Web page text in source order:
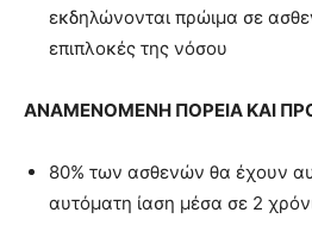
εκδηλώνονται πρώιμα σε
επιπλοκές της νόσου
ΑΝΑΜΕΝΟΜΕΝΗ ΠΟΡΕΙΑ ΚΑΙ
80% των ασθενών θα έχουν
αυτόματη ίαση μέσα σε 2